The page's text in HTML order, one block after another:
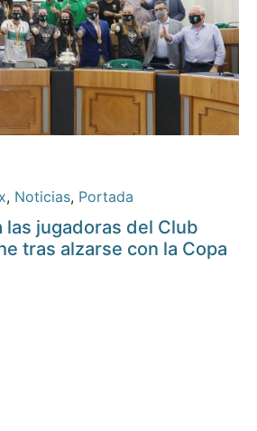
, Noticias, Portada
las jugadoras del Club
tras alzarse con la Copa